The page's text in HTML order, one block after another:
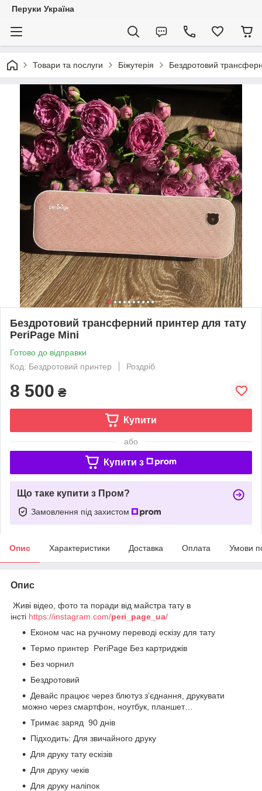
Перуки Україна
Товари та послуги Біжутерія Бездротовий
Бездротовий трансферний принтер для тату
PeriPage Mini
Готово до відправки
Код: Бездротовий принтер
Роздріб
8 500 ₴
Купити
або
Купити з
Що таке купити з Пром?
Замовлення під захистом
Опис Характеристики Доставка Оплата Умови
Опис
Живі відео, фото та поради від майстра тату в
інсті https://instagram.com/peri_page_ua/
Економ час на ручному переводі ескізу для тату
Термо принтер PeriPage Без картриджів
Без чорнил
Бездротовий
Девайс працює через блютуз зʼєднання, друкувати
можно через смартфон, ноутбук, планшет…
Тримає заряд 90 днів
Підходить: Для звичайного друку
Для друку тату ескізів
Для друку чеків
Для друку наліпок